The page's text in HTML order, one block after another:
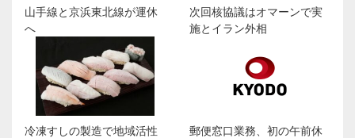
山手線と京浜東北線が運休
へ
次回核協議はオマーンで実
施とイラン外相
冷凍すしの製造で地域活性
郵便窓口業務、初の午前休